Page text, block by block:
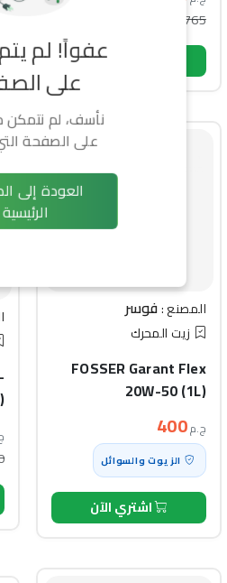
عفواً! لم
على
نأسف، لم نتمكن
على الصفحة
العودة إلى
الرئيسية
765
اشتري الآن
المصنع :فوسر
زيت المحرك
FOSSER Garant Flex
20W-50 (1L)
ج.م400
الزيوت والسوائل
اشتري الآن
رقم الهاتف أو البريد الإلكتروني
كلمة المرور
تسجيل
هاتف
بريد إلكتروني
كلمة المرور
إنشاء حساب
هل لديك حساب؟تسجيل